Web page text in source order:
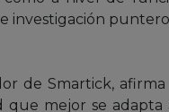
investigación
de Smartick,
mejor se